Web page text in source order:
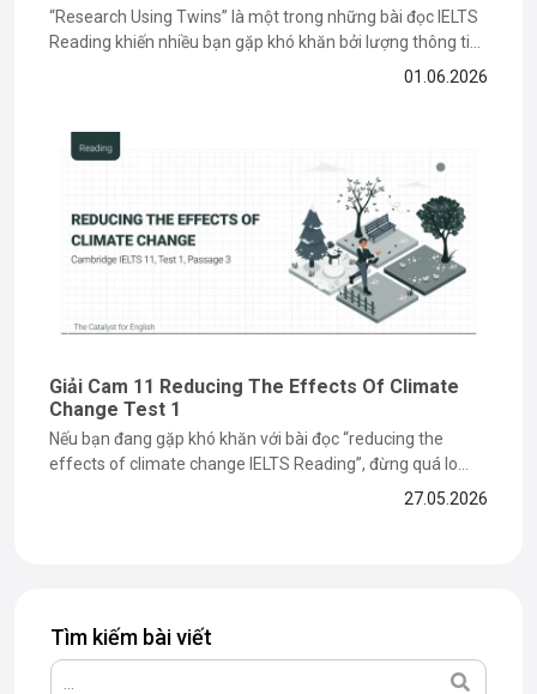
Tìm kiếm bài viết
“Research Using Twins” là một trong những bài đọc IELTS
Reading khiến nhiều bạn gặp khó khăn bởi lượng thông tin
học thuật và các dạng câu hỏi paraphrase phức tạp. Tuy
01.06.2026
Giải Cam 11 Reducing The Effects Of Climate
Change Test 1
Nếu bạn đang gặp khó khăn với bài đọc “reducing the
effects of climate change IELTS Reading”, đừng quá lo
lắng vì đây là dạng bài dễ khiến nhiều bạn mất điểm ở phần
27.05.2026